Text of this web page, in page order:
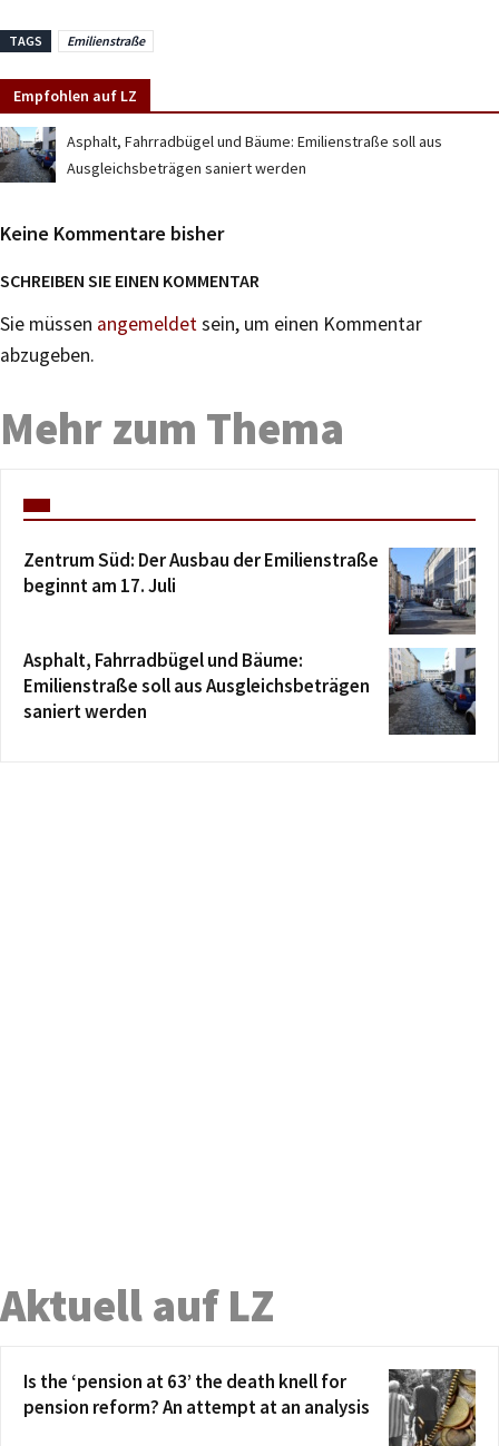
TAGS Emilienstraße
Empfohlen auf LZ
Asphalt, Fahrradbügel und Bäume: Emilienstraße soll aus
Ausgleichsbeträgen saniert werden
Keine Kommentare bisher
SCHREIBEN SIE EINEN KOMMENTAR
Sie müssen angemeldetsein, um einen Kommentar
abzugeben.
Mehr zum Thema
Zentrum Süd: Der Ausbau der Emilienstraße
beginnt am 17. Juli
Asphalt, Fahrradbügel und Bäume:
Emilienstraße soll aus Ausgleichsbeträgen
saniert werden
Aktuell auf LZ
Is the ‘pension at 63’ the death knell for
pension reform? An attempt at an analysis